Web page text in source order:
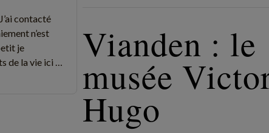
contacté
n’est
je
de la vie ici …
Vianden : le
musée
Hugo